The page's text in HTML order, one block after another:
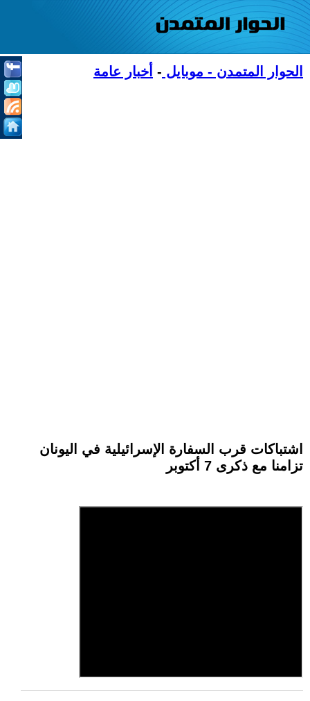
الحوار المتمدن - موبايل - أخبار عامة
اشتباكات قرب السفارة الإسرائيلية في اليونان
تزامنا مع ذكرى 7 أكتوبر